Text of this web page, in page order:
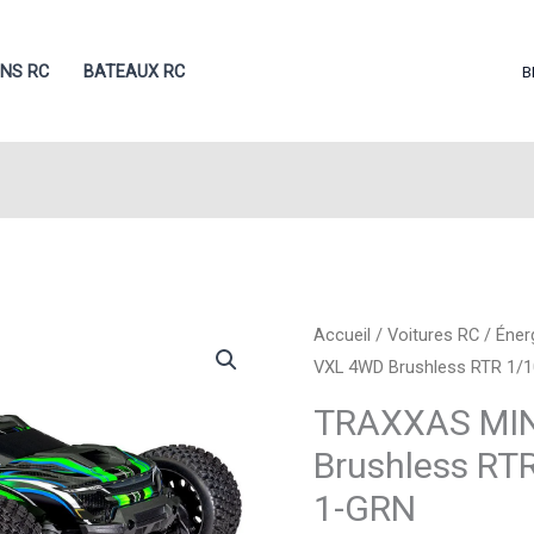
RC BATEAUX RC
Accueil /Voitures RC /
VXL 4WD Brushless RTR 1/
TRAXXAS
Brushless
1-GRN